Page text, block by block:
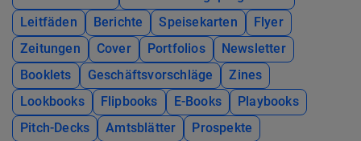
Leitfäden
Berichte Speisekarten
Flyer
Zeitungen
Cover Portfolios
Newsletter
Booklets
Geschäftsvorschläge
Zines
Lookbooks
Flipbooks E-Books
Playbooks
Pitch-Decks
Amtsblätter Prospekte